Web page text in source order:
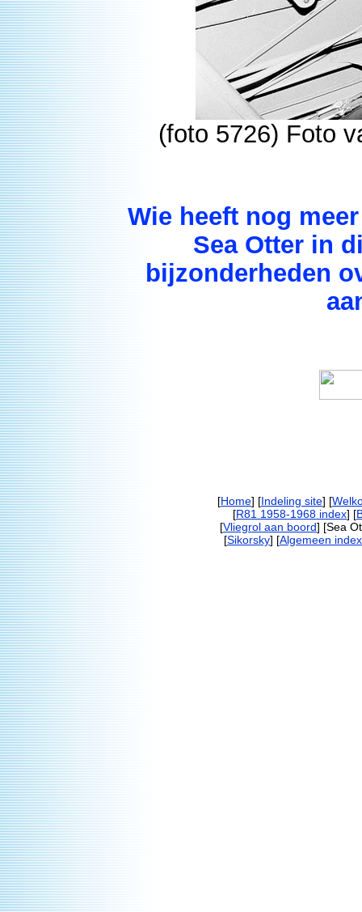
(foto 5726) Foto
Wie heeft nog
Sea Otter in
bijzonderheden
[Home] [Indeling site] [
[R81 1958-1968 index] [
[Vliegrol aan boord] [Sea
[Sikorsky] [Algemeen index